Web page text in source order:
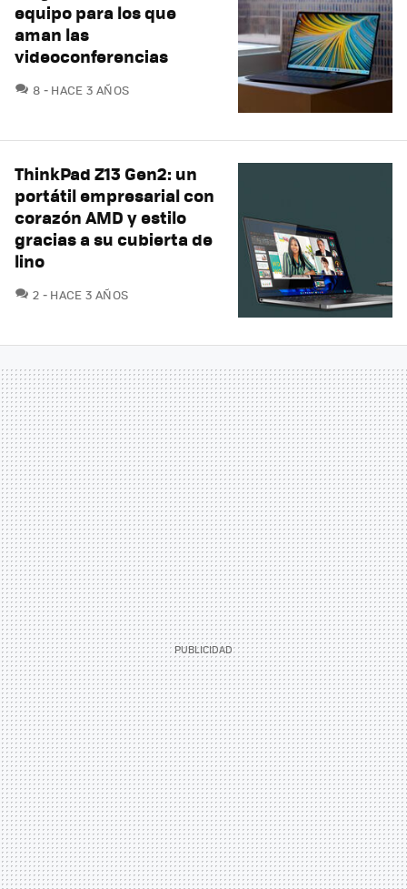
equipo para los que
aman las
videoconferencias
8 COMENTARIOS
HACE 3 AÑOS
ThinkPad Z13 Gen2: un
portátil empresarial con
corazón AMD y estilo
gracias a su cubierta de
lino
2 COMENTARIOS
HACE 3 AÑOS